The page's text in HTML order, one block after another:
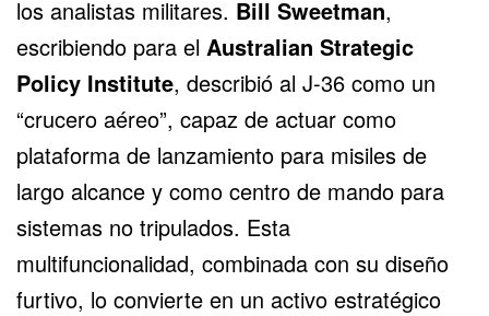
los analistas militares. Bill Sweetman,
escribiendo para el Australian Strategic
Policy Institute, describió al J-36 como un
“crucero aéreo”, capaz de actuar como
plataforma de lanzamiento para misiles de
largo alcance y como centro de mando para
sistemas no tripulados. Esta
multifuncionalidad, combinada con su diseño
furtivo, lo convierte en un activo estratégico